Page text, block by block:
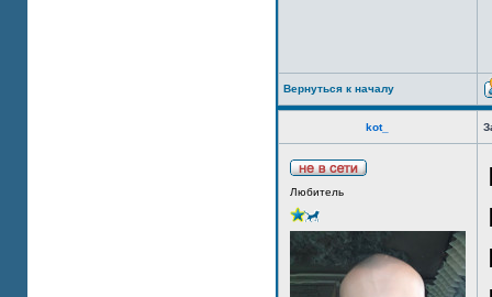
Вернуться к началу
kot_
Любитель